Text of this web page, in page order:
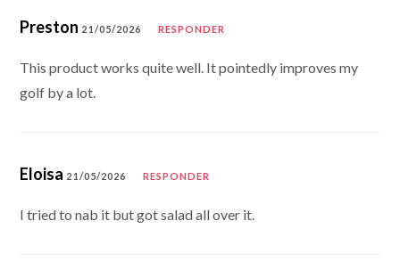
Preston 21/05/2026 RESPONDER
This product works quite well. It pointedly improves my
golf by a lot.
Eloisa 21/05/2026 RESPONDER
I tried to nab it but got salad all over it.